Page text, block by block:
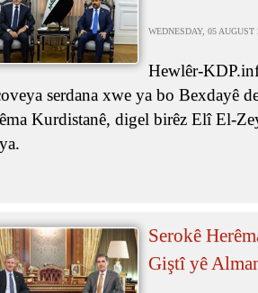
WEDNESDAY, 05 AUGUST
Hewlêr-
serdana xwe ya bo Bexdayê
Kurdistanê, digel birêz Elî El-
Serokê
Giştî yê